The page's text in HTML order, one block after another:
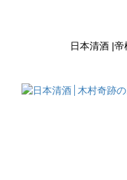
日本清酒 |